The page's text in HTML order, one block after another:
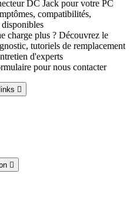
DC Jack pour votre PC
compatibilités,
disponibles
charge plus ? Découvrez le
tutoriels de remplacement
d'experts
pour nous contacter

